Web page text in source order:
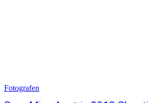
Fotografen